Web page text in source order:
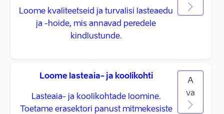
Loome kvaliteetseid ja turvalisi lasteaedu
ja -hoide, mis annavad peredele
kindlustunde.
Loome lasteaia- ja koolikohti
Lasteaia- ja koolikohtade loomine.
Toetame erasektori panust mitmekesiste
A
va